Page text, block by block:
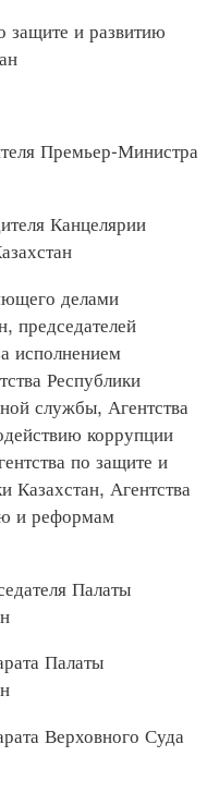
и развитию
Премьер-Министра
Канцелярии
делами
председателей
исполнением
Республики
службы, Агентства
коррупции
по защите и
Казахстан, Агентства
и реформам
Палаты
Палаты
Верховного Суда